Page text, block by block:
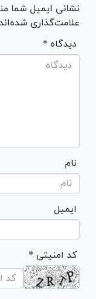
نشانی ایمیل شما
علامت‌گذاری
* دیدگاه
نام
ایمیل
* کد امنیتی